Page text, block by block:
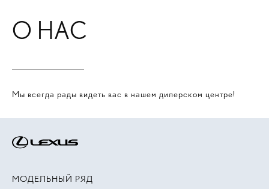
О НАС
Мы всегда рады видеть вас в нашем дилерском центре!
МОДЕЛЬНЫЙ РЯД